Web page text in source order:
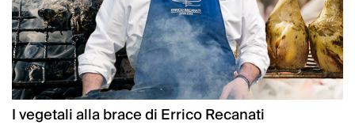
I vegetali alla brace di Errico Recanati